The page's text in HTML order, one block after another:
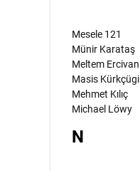
Mesele 121
Münir Karataş
Meltem Ercivan
Masis Kürkçügil
Mehmet Kılıç
Michael Löwy
N